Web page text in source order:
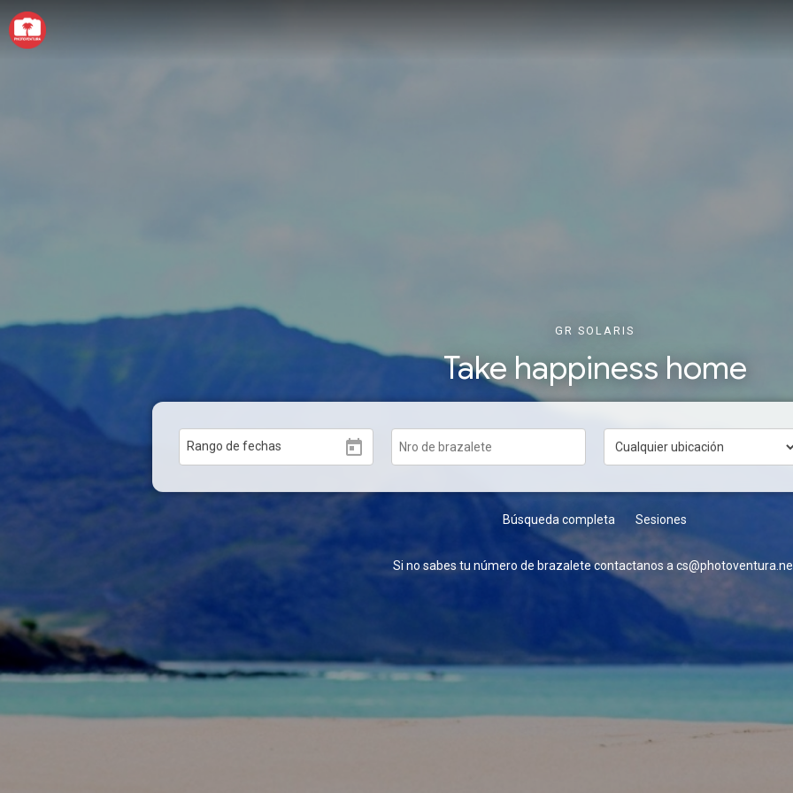
GR SOLARIS
Take happiness home
Rango de fechas today
Búsqueda completa Sesiones
Si no sabes tu número de brazalete contactanos a